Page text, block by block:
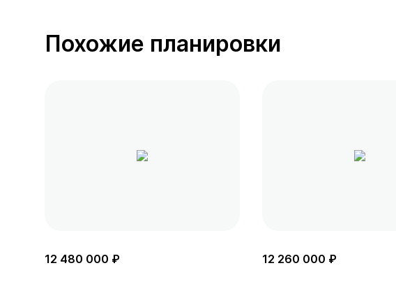
Похожие планировки
12 480 000 ₽ 12 260 000 ₽